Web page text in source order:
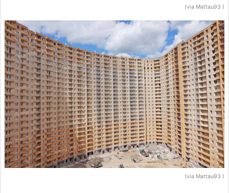
(via Mattau93 )
(via Mattau93 )